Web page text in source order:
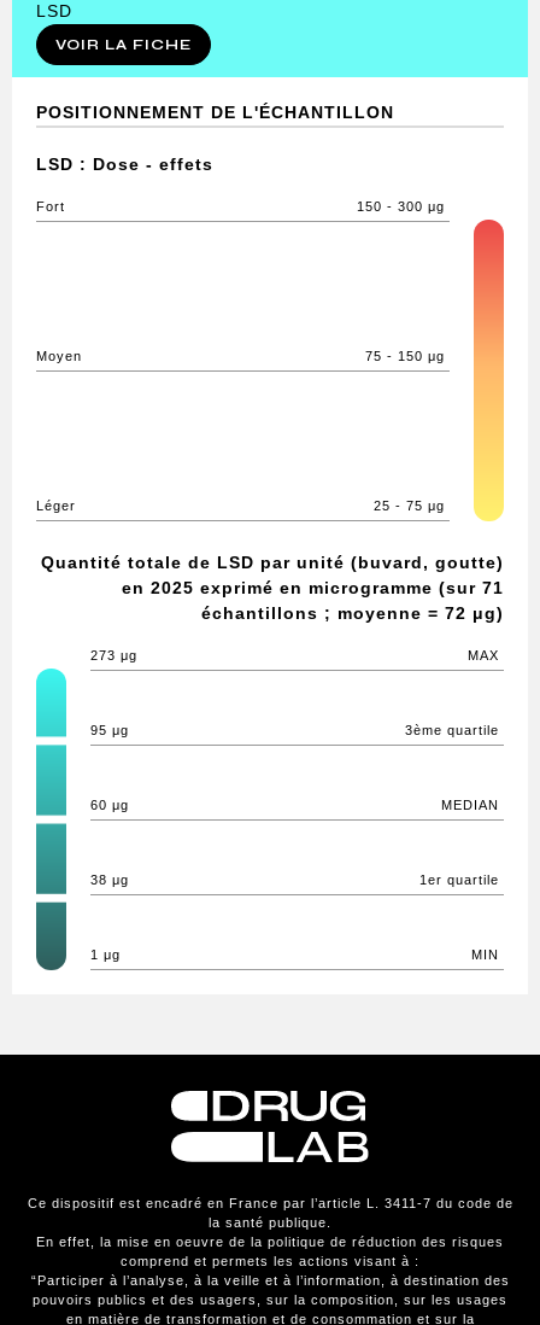
LSD
VOIR LA FICHE
POSITIONNEMENT DE L'ÉCHANTILLON
LSD : Dose - effets
Fort 150 - 300 μg
Moyen 75 - 150 μg
Léger 25 - 75 μg
Quantité totale de LSD par unité (buvard, goutte)
en 2025 exprimé en microgramme (sur 71
échantillons ; moyenne = 72 μg)
MAX
273 μg
3ème quartile
95 μg
MEDIAN
60 μg
1er quartile
38 μg
MIN
1 μg
Ce dispositif est encadré en France par l’article L. 3411-7 du code de
la santé publique.
En effet, la mise en oeuvre de la politique de réduction des risques
comprend et permets les actions visant à :
“Participer à l’analyse, à la veille et à l’information, à destination des
pouvoirs publics et des usagers, sur la composition, sur les usages
en matière de transformation et de consommation et sur la